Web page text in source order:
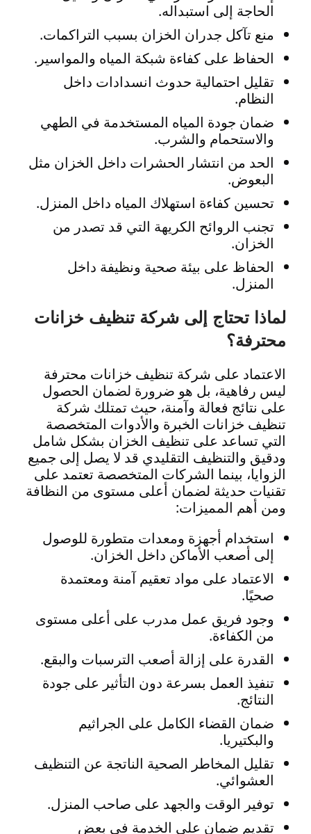
الحاجة إلى استبداله.
منع تآكل جدران الخزان بسبب التراكمات.
الحفاظ على كفاءة شبكة المياه والمواسير.
تقليل احتمالية حدوث انسدادات داخل
النظام.
ضمان جودة المياه المستخدمة في الطهي
والاستحمام والشرب.
الحد من انتشار الحشرات داخل الخزان مثل
البعوض.
تحسين كفاءة استهلاك المياه داخل المنزل.
تجنب الروائح الكريهة التي قد تصدر من
الخزان.
الحفاظ على بيئة صحية ونظيفة داخل
المنزل.
لماذا تحتاج إلى شركة تنظيف خزانات
محترفة؟
الاعتماد على شركة تنظيف خزانات محترفة
ليس رفاهية، بل هو ضرورة لضمان الحصول
على نتائج فعالة وآمنة، حيث تمتلك شركة
تنظيف خزانات الخبرة والأدوات المتخصصة
التي تساعد على تنظيف الخزان بشكل شامل
ودقيق والتنظيف التقليدي قد لا يصل إلى جميع
الزوايا، بينما الشركات المتخصصة تعتمد على
تقنيات حديثة لضمان أعلى مستوى من النظافة
ومن أهم المميزات:
استخدام أجهزة ومعدات متطورة للوصول
إلى أصعب الأماكن داخل الخزان.
الاعتماد على مواد تعقيم آمنة ومعتمدة
صحيًا.
وجود فريق عمل مدرب على أعلى مستوى
من الكفاءة.
القدرة على إزالة أصعب الترسبات والبقع.
تنفيذ العمل بسرعة دون التأثير على جودة
النتائج.
ضمان القضاء الكامل على الجراثيم
والبكتيريا.
تقليل المخاطر الصحية الناتجة عن التنظيف
العشوائي.
توفير الوقت والجهد على صاحب المنزل.
تقديم ضمان على الخدمة في بعض